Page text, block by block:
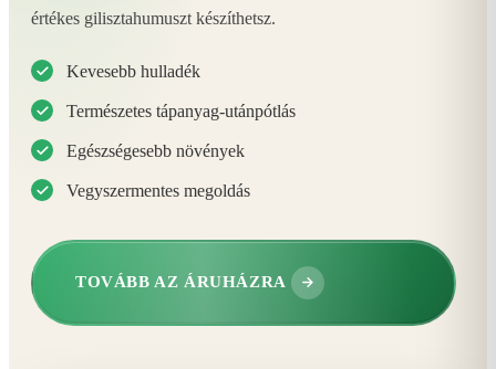
értékes gilisztahumuszt készíthetsz.
Kevesebb hulladék
Természetes tápanyag-utánpótlás
Egészségesebb növények
Vegyszermentes megoldás
TOVÁBB AZ ÁRUHÁZRA